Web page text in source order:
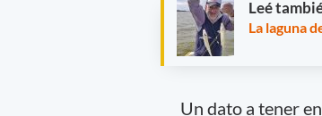
Leé
La laguna
Un dato a tener